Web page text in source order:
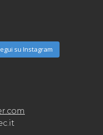
su Instagram